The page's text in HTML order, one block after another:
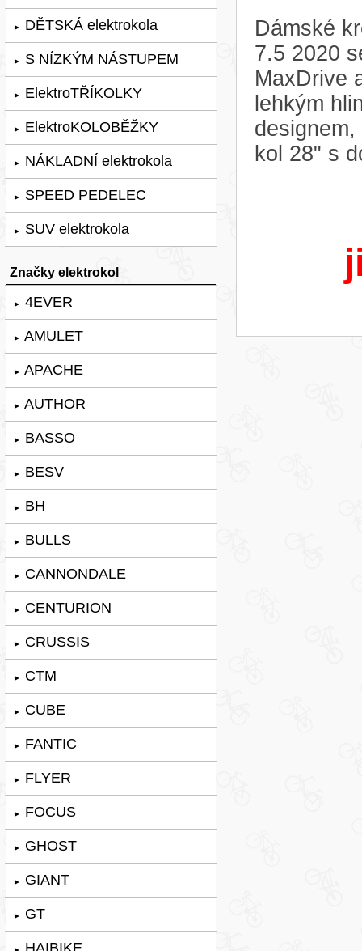
► DĚTSKÁ elektrokola
► S NÍZKÝM NÁSTUPEM
► ElektroTŘÍKOLKY
► ElektroKOLOBĚŽKY
► NÁKLADNÍ elektrokola
► SPEED PEDELEC
► SUV elektrokola
Značky elektrokol
► 4EVER
► AMULET
► APACHE
► AUTHOR
► BASSO
► BESV
► BH
► BULLS
► CANNONDALE
► CENTURION
► CRUSSIS
► CTM
► CUBE
► FANTIC
► FLYER
► FOCUS
► GHOST
► GIANT
► GT
HAIBIKE
Dámské
7.5 2020
MaxDrive
lehkým
kol 28" s